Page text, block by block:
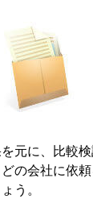
元に、比較検
の会社に依
う。